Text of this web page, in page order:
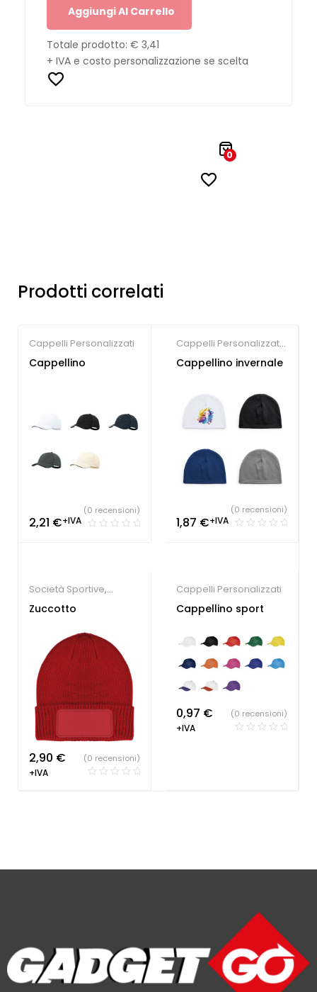
Aggiungi Al Carrello
Totale prodotto: € 3,41
+ IVA e costo personalizzazione se scelta
0
Prodotti correlati
Cappelli Personalizzati
Cappellino
2,21 €+IVA
(0 recensioni)
Cappelli Personalizzati,
Gadget Sport e Tempo
Cappellino invernale
1,87 €+IVA
(0 recensioni)
Società Sportive,
Cappelli Personalizzati
Zuccotto
2,90 €
+IVA
(0 recensioni)
Cappelli Personalizzati
Cappellino sport
0,97 €
+IVA
(0 recensioni)